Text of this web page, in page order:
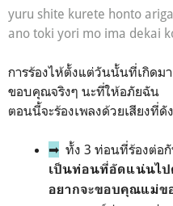
yuru shite kurete honto
ano toki yori mo ima dekai
การร้องไห้ตั้งแต่วันนั้นที่เกิดมา
ขอบคุณจริงๆ นะที่ให้อภัยฉัน
ตอนนี้จะร้องเพลงด้วยเสียงที่
➡ ทั้ง 3 ท่อนที่ร้องต่อ
เป็นท่อนที่อัดแน่นไป
อยากจะขอบคุณแม่ข